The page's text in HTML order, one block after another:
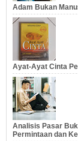
Adam Bukan
Ayat-Ayat Cinta
Analisis Pasar
Permintaan dan